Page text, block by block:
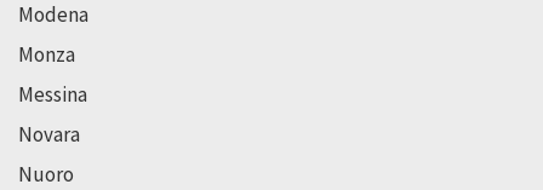
Modena
Monza
Messina
Novara
Nuoro